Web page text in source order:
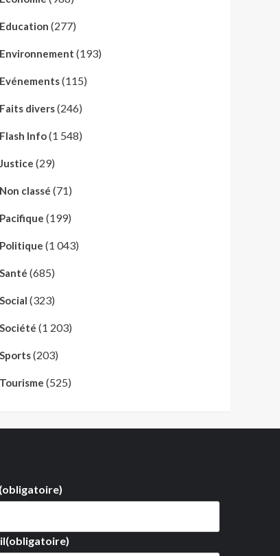
Education (277)
Environnement (193)
Evénements(115)
Faits divers(246)
Flash Info(1 548)
Justice (29)
Non classé (71)
Pacifique (199)
Politique (1 043)
Santé (685)
Social (323)
Société (1 203)
Sports(203)
Tourisme (525)
(obligatoire)
(obligatoire)